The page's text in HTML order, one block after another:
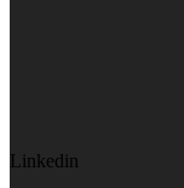
Linkedin